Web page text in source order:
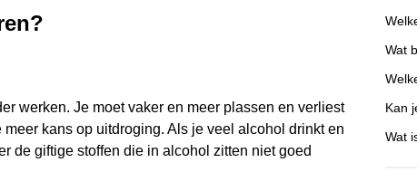
werken. Je moet vaker en meer plassen en verliest
kans op uitdroging. Als je veel alcohol drinkt en
de giftige stoffen die in alcohol zitten niet goed
Wat
Kan
Wat